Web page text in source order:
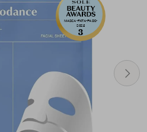
MASCA-FATA-PADS-
2025
3